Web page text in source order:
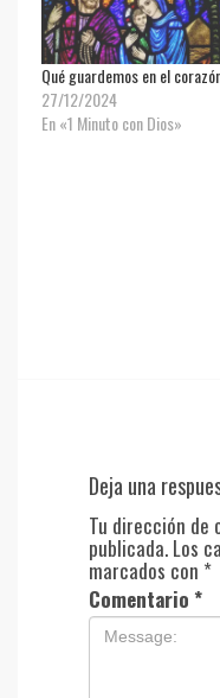
Qué guardemos en el
27/12/2024
En «1 Minuto con Dios»
Deja una
Tu dirección de
publicada. Los
marcados con *
Comentario *